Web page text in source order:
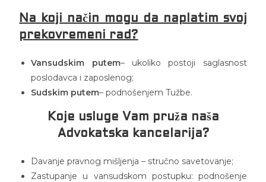
Na koji način mogu da naplatim svoj
prekovremeni rad?
Vansudskim putem– ukoliko postoji saglasnost
poslodavca i zaposlenog;
Sudskim putem– podnošenjem Tužbe.
Koje usluge Vam pruža naša
Advokatska kancelarija?
Davanje pravnog mišljenja – stručno savetovanje;
Zastupanje u vansudskom postupku: podnošenje